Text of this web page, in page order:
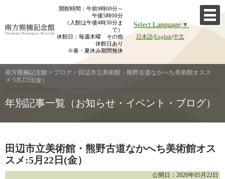
content
開館時間：午前9時00分～
午後5時00分
（入館は午後4時30分ま
で）
休館日：毎週木曜 その他
休館日あり
※春・夏休み期間無休
Select Language▼
日本語/English/中文
南方熊楠記念館 > ブログ > 田辺市立美術館・熊野古道なかへち美術館オスス
メ:5月22日(金）
年別記事一覧（お知らせ・イベント・ブログ）
田辺市立美術館・熊野古道なかへち美術館オス
スメ:5月22日(金）
公開日：2020年05月22日